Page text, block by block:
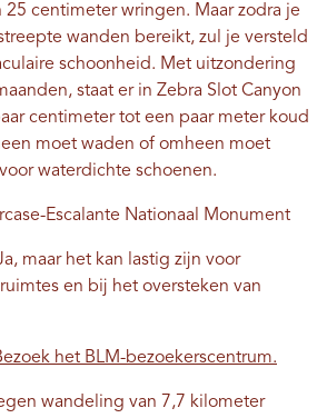
centimeter wringen. Maar zodra je
wanden bereikt, zul je versteld
schoonheid. Met uitzondering
staat er in Zebra Slot Canyon
centimeter tot een paar meter koud
moet waden of omheen moet
waterdichte schoenen.
Escalante Nationaal Monument
maar het kan lastig zijn voor
en bij het oversteken van
het BLM-bezoekerscentrum.
wandeling van 7,7 kilometer